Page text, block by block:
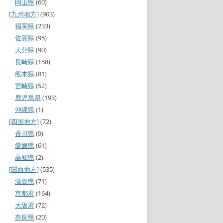
岡山県(60)
[九州地方](903)
福岡県(233)
佐賀県(95)
大分県(90)
長崎県(158)
熊本県(81)
宮崎県(52)
鹿児島県(193)
沖縄県(1)
[四国地方](72)
香川県(9)
愛媛県(61)
高知県(2)
[関西地方](535)
滋賀県(71)
京都府(164)
大阪府(72)
奈良県(20)